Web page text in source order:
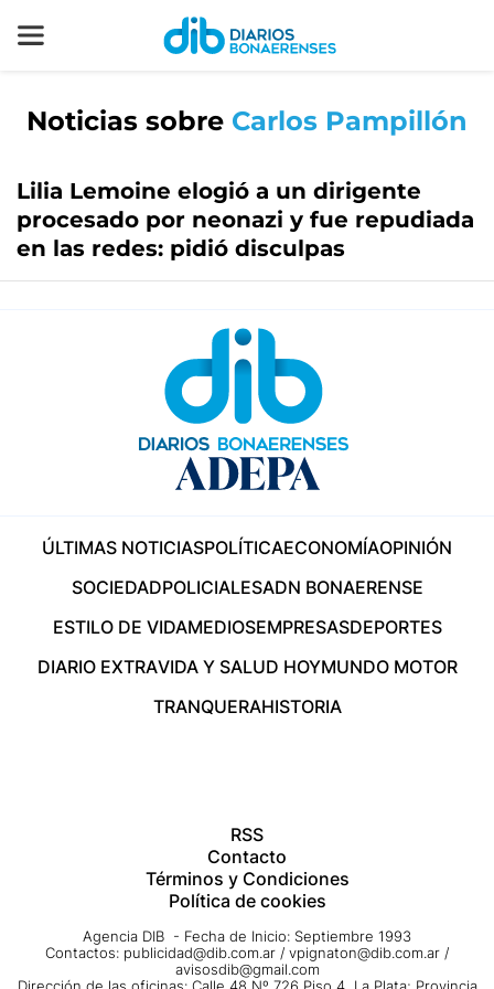
Noticias sobre Carlos Pampillón
Lilia Lemoine elogió a un dirigente
procesado por neonazi y fue repudiada
en las redes: pidió disculpas
ÚLTIMAS NOTICIASPOLÍTICAECONOMÍAOPINIÓN
SOCIEDADPOLICIALESADN BONAERENSE
ESTILO DE VIDAMEDIOSEMPRESASDEPORTES
DIARIO EXTRAVIDA Y SALUD HOYMUNDO MOTOR
TRANQUERAHISTORIA
RSS
Contacto
Términos y Condiciones
Política de cookies
Agencia DIB - Fecha de Inicio: Septiembre 1993
Contactos: publicidad@dib.com.ar / vpignaton@dib.com.ar /
avisosdib@gmail.com